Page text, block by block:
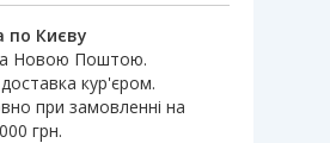
по Києву
Новою Поштою.
кур'єром.
при замовленні на
грн.